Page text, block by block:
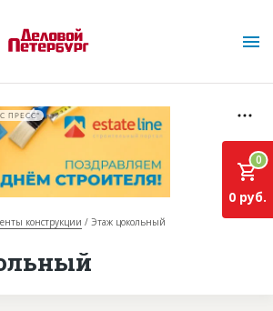
ПРЕСС"
конструкции Этаж цокольный
0
0 руб.